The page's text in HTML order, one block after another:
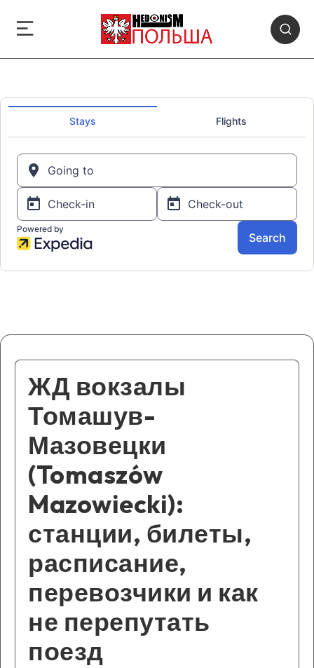
ЖД вокзалы
Томашув-
Мазовецки
(Tomaszów
Mazowiecki):
станции, билеты,
расписание,
перевозчики и как
не перепутать
поезд